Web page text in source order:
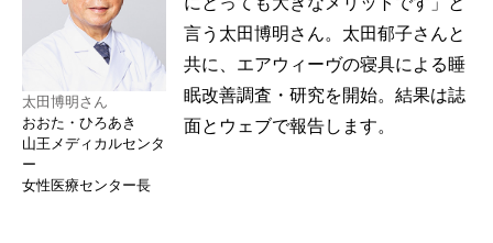
太田博明さん
おおた・ひろあき
山王メディカルセンタ
ー
女性医療センター長
言う太田博明さん。太田郁子さんと
共に、エアウィーヴの寝具による睡
眠改善調査・研究を開始。結果は誌
面とウェブで報告します。